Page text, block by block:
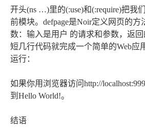
开头(ns …)里的(:use)和(:require)把我
前模块。defpage是Noir定义网页的
数：输入是用户 的请求和参数，返
短几行代码就完成一个简单的Web应
运行：
如果你用浏览器访问http://
到Hello World!。
结语